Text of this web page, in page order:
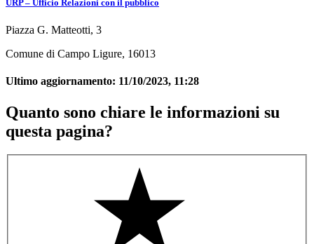
URP – Ufficio Relazioni con il pubblico
Piazza G. Matteotti, 3
Comune di Campo Ligure, 16013
Ultimo aggiornamento: 11/10/2023, 11:28
Quanto sono chiare le informazioni su
questa pagina?